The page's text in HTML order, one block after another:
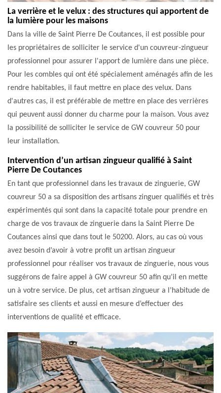
La verrière et le velux : des structures qui apportent de
la lumière pour les maisons
Dans la ville de Saint Pierre De Coutances, il est possible pour
les propriétaires de solliciter le service d'un couvreur-zingueur
professionnel pour assurer l'apport de lumière dans une pièce.
Pour les combles qui ont été spécialement aménagés afin de les
rendre habitables, il faut mettre en place des velux. Dans
d'autres cas, il est préférable de mettre en place des verrières
qui peuvent aussi donner du charme pour la maison. Vous avez
la possibilité de solliciter le service de GW couvreur 50 pour
leur installation.
Intervention d’un artisan zingueur qualifié à Saint
Pierre De Coutances
En tant que professionnel dans les travaux de zinguerie, GW
couvreur 50 a sa disposition des artisans zinguer qualifiés et très
expérimentés qui sont dans la capacité totale pour prendre en
charge de vos travaux de zinguerie dans la Saint Pierre De
Coutances ainsi que dans tout le 50200. Alors, au cas où vous
avez besoin d’avoir à votre profit un artisan zingueur
professionnel pour réaliser vos travaux de zinguerie, nous vous
suggérons de faire appel à GW couvreur 50 afin qu’il en mette
un à votre service. De plus, cet artisan zingueur a l’habitude de
satisfaire ses clients et aussi en mesure d’effectuer des
interventions de qualité et efficace.